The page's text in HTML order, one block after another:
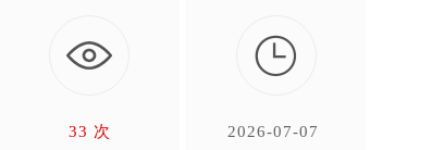
33 次

2026-07-07